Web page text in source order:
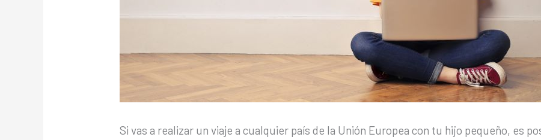
Si vas a realizar un viaje a cualquier país de la Unión Europea con tu hijo pequeño, es